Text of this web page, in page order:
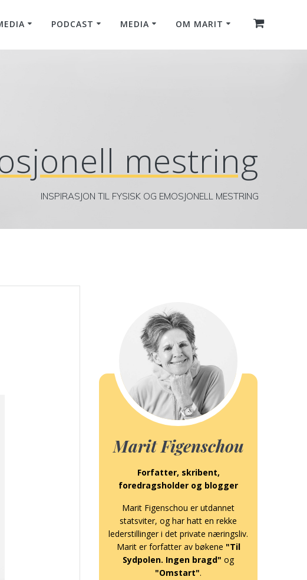
PODCAST MEDIA OM MARIT
mestring
INSPIRASJON TIL FYSISK OG EMOSJONELL MESTRING
Marit Figenschou
Forfatter, skribent,
foredragsholder og blogger
Marit Figenschou er utdannet
statsviter, og har hatt en rekke
lederstillinger i det private næringsliv.
Marit er forfatter av bøkene "Til
Sydpolen. Ingen bragd" og
"Omstart".